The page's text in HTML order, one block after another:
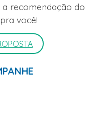
a recomendação do
você!